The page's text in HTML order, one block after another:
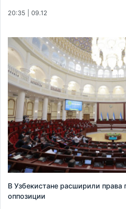
20:35 | 09.12
В Узбекистане расширили права
оппозиции